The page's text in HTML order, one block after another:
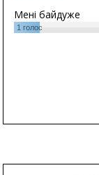
Мені байдуже
1 голос